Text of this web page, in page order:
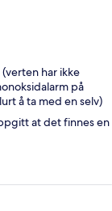
har ikke
på
å ta med en selv)
at det finnes en